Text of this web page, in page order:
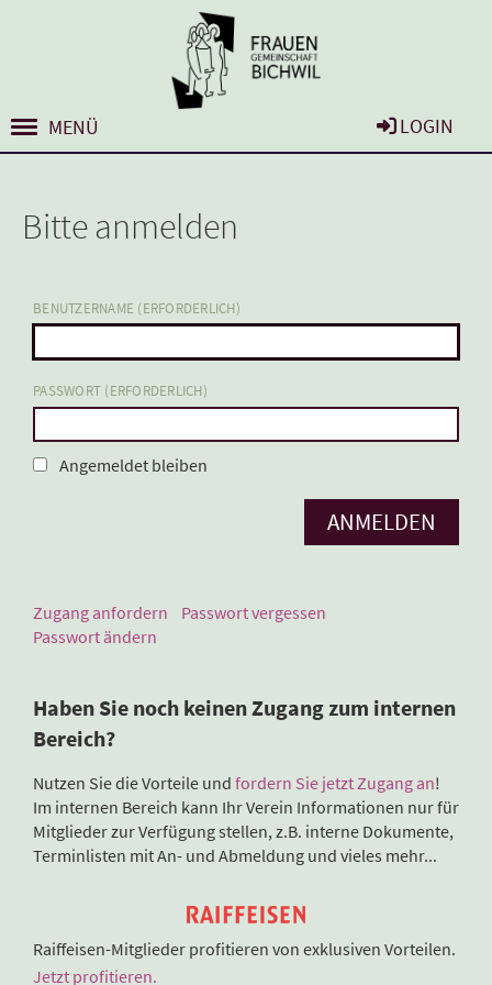
MENÜ LOGIN
Bitte anmelden
BENUTZERNAME (ERFORDERLICH)
PASSWORT (ERFORDERLICH)
Angemeldet bleiben
Zugang anfordern
Passwort vergessen
Passwort ändern
Haben Sie noch keinen Zugang zum internen
Bereich?
Nutzen Sie die Vorteile und fordern Sie jetzt Zugang an!
Im internen Bereich kann Ihr Verein Informationen nur für
Mitglieder zur Verfügung stellen, z.B. interne Dokumente,
Terminlisten mit An- und Abmeldung und vieles mehr...
Raiffeisen-Mitglieder profitieren von exklusiven Vorteilen.
Jetzt profitieren.